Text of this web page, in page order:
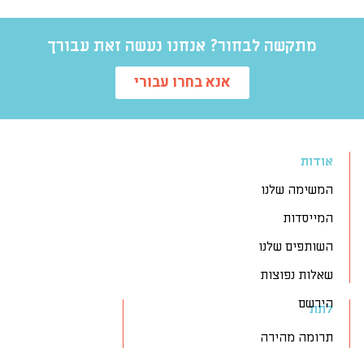
מתקשה לבחור? אנחנו נעשה זאת עבורך
אנא בחרו עבורי
אודות
המשימה שלנו
המייסדות
השותפים שלנו
שאלות נפוצות
הירשם
לתת
תרומה מהירה